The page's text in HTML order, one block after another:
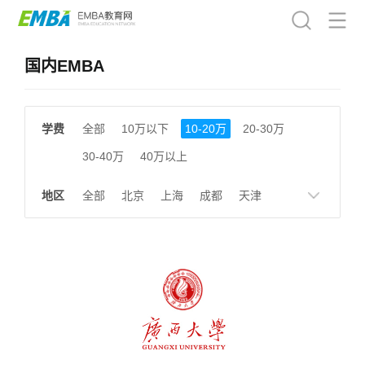
国内EMBA
学费 全部 10万以下 10-20万 20-30万
30-40万 40万以上
地区 全部 北京 上海 成都 天津
山东 安徽
广州